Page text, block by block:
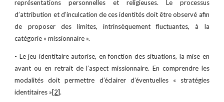
représentations personnelles et religieuses. Le processus
d’attribution et d’inculcation de ces identités doit être observé afin
de proposer des limites, intrinsèquement fluctuantes, à la
catégorie « missionnaire ».
- Le jeu identitaire autorise, en fonction des situations, la mise en
avant ou en retrait de l’aspect missionnaire. En comprendre les
modalités doit permettre d’éclairer d’éventuelles « stratégies
identitaires »[2].